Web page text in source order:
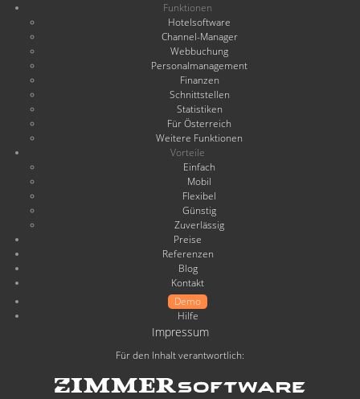
Funktionen
Hotelsoftware
Channel-Manager
Webbuchung
Personalmanagement
Finanzen
Schnittstellen
Statistiken
Für Österreich
Weitere Funktionen
Vorteile
Einfach
Mobil
Flexibel
Günstig
Zuverlässig
Preise
Referenzen
Blog
Kontakt
Demo
Hilfe
Impressum
Für den Inhalt verantwortlich: